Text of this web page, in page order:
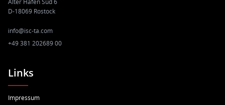
Alter Hafen Süd 6
D-18069 Rostock
info@isc-ta.com
+49 381 202689 00
Links
Impressum